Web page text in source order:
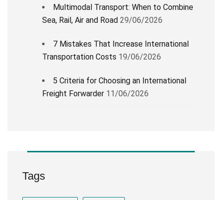
Multimodal Transport: When to Combine
Sea, Rail, Air and Road 29/06/2026
7 Mistakes That Increase International
Transportation Costs 19/06/2026
5 Criteria for Choosing an International
Freight Forwarder 11/06/2026
Tags